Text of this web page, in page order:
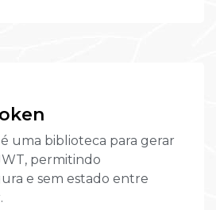
uma biblioteca para gerar
permitindo
e sem estado entre